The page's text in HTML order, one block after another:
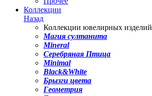
Коллекции
Назад
Коллекции ювелирных изделий
Магия султанита
Mineral
Серебряная Птица
Minimal
Black&White
Брызги цвета
Геометрия